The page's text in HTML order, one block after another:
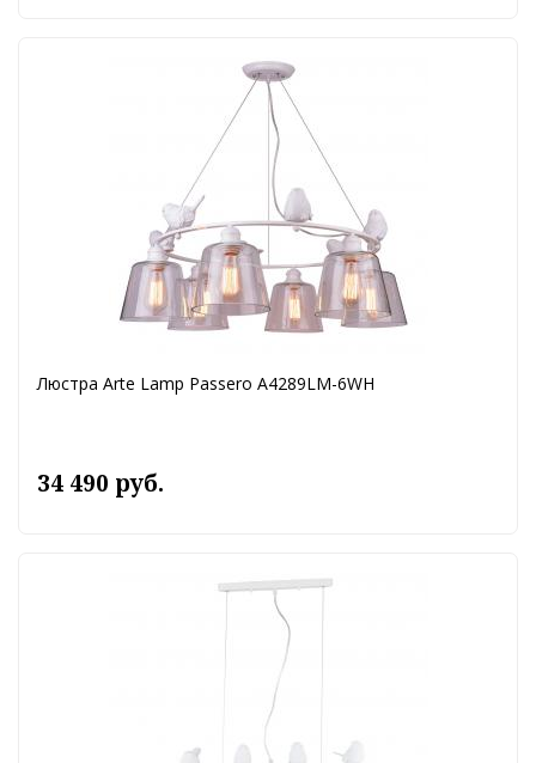
Люстра Arte Lamp Passero A4289LM-6WH
34 490 руб.